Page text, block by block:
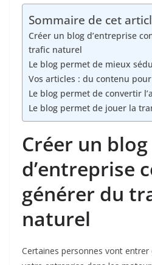
Sommaire de cet
Créer un blog d’entreprise
trafic naturel
Le blog permet de mieux
Vos articles : du contenu
Le blog permet de convertir
Le blog permet de jouer la
Créer un blog
d’entreprise
générer du
naturel
Certaines personnes vont